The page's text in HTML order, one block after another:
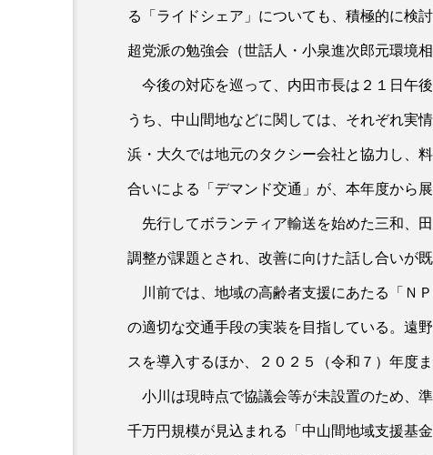
る「ライドシェア」についても、積極的に検
超党派の勉強会（世話人・小泉進次郎元環境
今後の対応を巡って、内田市長は２１日午
うち、中山間地などに関しては、それぞれ実
浜・大久では地元のタクシー会社と協力し、
合いによる「デマンド交通」が、本年度から
先行してボランティア輸送を始めた三和、
調整が課題とされ、改善に向けた話し合いが既
川前では、地域の高齢者支援にあたる「Ｎ
の適切な交通手段の実装を目指している。遠
スを導入するほか、２０２５（令和７）年度
小川は現時点で協議会等が未設置のため、
千万円規模が見込まれる「中山間地域支援基金